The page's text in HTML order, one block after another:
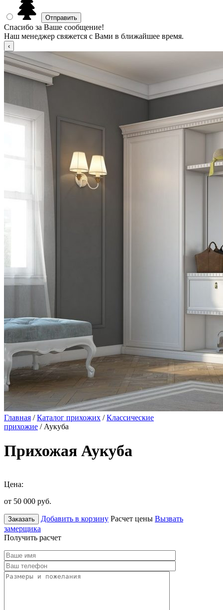
Спасибо за Ваше сообщение!
Наш менеджер свяжется с Вами в ближайшее время.
Главная /Каталог прихожих /Классические
прихожие / Аукуба
Прихожая Аукуба
Цена:
от 50 000 руб.
Заказать Добавить в корзину Расчет цены Вызвать
замерщика
Получить расчет